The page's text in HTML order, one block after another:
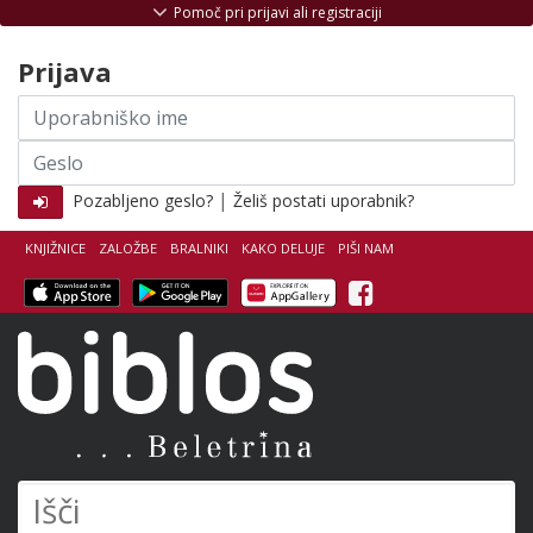
KNJIŽNICE ZALOŽBE BRALNIKI KAKO DELUJE PIŠI NAM
Facebook
Pomoč pri prijavi ali registraciji
Prijava
Uporabniško
ime
Geslo
Pozabljeno geslo? | Želiš postati uporabnik?